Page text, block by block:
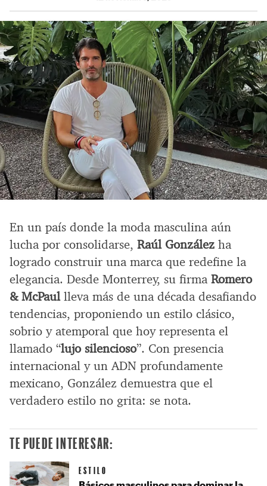
En un país donde la moda masculina aún
lucha por consolidarse, Raúl González ha
logrado construir una marca que redefine la
elegancia. Desde Monterrey, su firma Romero
& McPaullleva más de una década desafiando
tendencias, proponiendo un estilo clásico,
sobrio y atemporal que hoy representa el
llamado “lujo silencioso”. Con presencia
internacional y un ADN profundamente
mexicano, González demuestra que el
verdadero estilo no grita: se nota.
TE PUEDE INTERESAR:
ESTILO